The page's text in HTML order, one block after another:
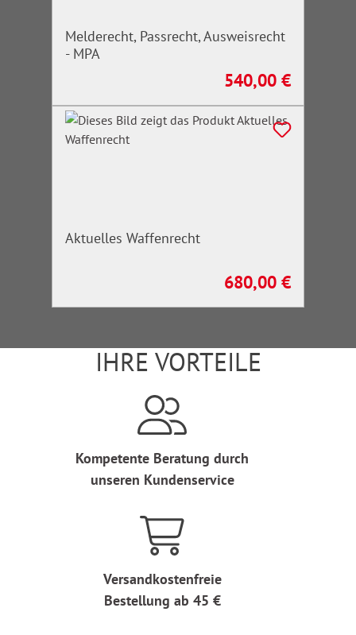
Melderecht, Passrecht, Ausweisrecht
- MPA
Regulärer Preis:
540,00 €
Aktuelles Waffenrecht
Regulärer Preis:
680,00 €
IHRE VORTEILE
Kompetente Beratung durch
unseren Kundenservice
Versandkostenfreie
Bestellung ab 45 €